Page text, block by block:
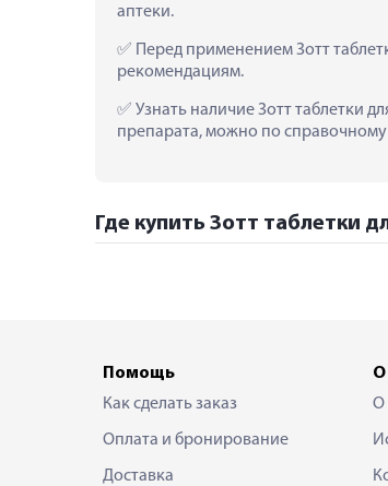
аптеки.
Перед применением Зотт
рекомендациям.
Узнать наличие Зотт таблетки
препарата, можно по справочному
Где купить Зотт таблетки
Помощь
Как сделать заказ
Оплата и бронирование
Доставка
О
О